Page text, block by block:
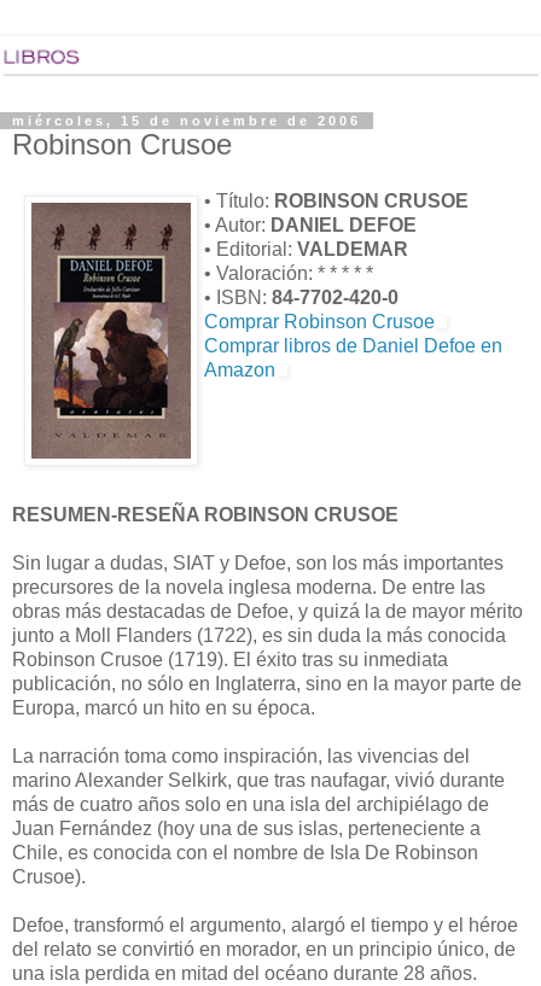
miércoles, 15 de noviembre de 2006
Robinson Crusoe
• Título: ROBINSON CRUSOE
• Autor: DANIEL DEFOE
• Editorial: VALDEMAR
• Valoración: * * * * *
• ISBN: 84-7702-420-0
Comprar Robinson Crusoe
Comprar libros de Daniel Defoe en
Amazon
RESUMEN-RESEÑA ROBINSON CRUSOE
Sin lugar a dudas, SIAT y Defoe, son los más importantes
precursores de la novela inglesa moderna. De entre las
obras más destacadas de Defoe, y quizá la de mayor mérito
junto a Moll Flanders (1722), es sin duda la más conocida
Robinson Crusoe (1719). El éxito tras su inmediata
publicación, no sólo en Inglaterra, sino en la mayor parte de
Europa, marcó un hito en su época.
La narración toma como inspiración, las vivencias del
marino Alexander Selkirk, que tras naufagar, vivió durante
más de cuatro años solo en una isla del archipiélago de
Juan Fernández (hoy una de sus islas, perteneciente a
Chile, es conocida con el nombre de Isla De Robinson
Crusoe).
Defoe, transformó el argumento, alargó el tiempo y el héroe
del relato se convirtió en morador, en un principio único, de
una isla perdida en mitad del océano durante 28 años.